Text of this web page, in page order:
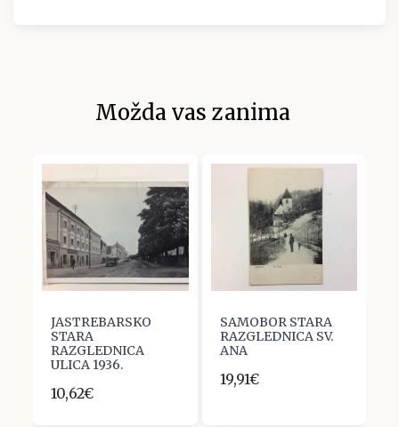
Možda vas zanima
JASTREBARSKO
STARA
RAZGLEDNICA
ULICA 1936.
10,62€
SAMOBOR STARA
RAZGLEDNICA SV.
ANA
19,91€